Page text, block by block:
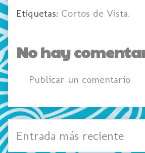
Etiquetas: Cortos de Vista.
No hay
Publicar un comentario
Entrada más reciente